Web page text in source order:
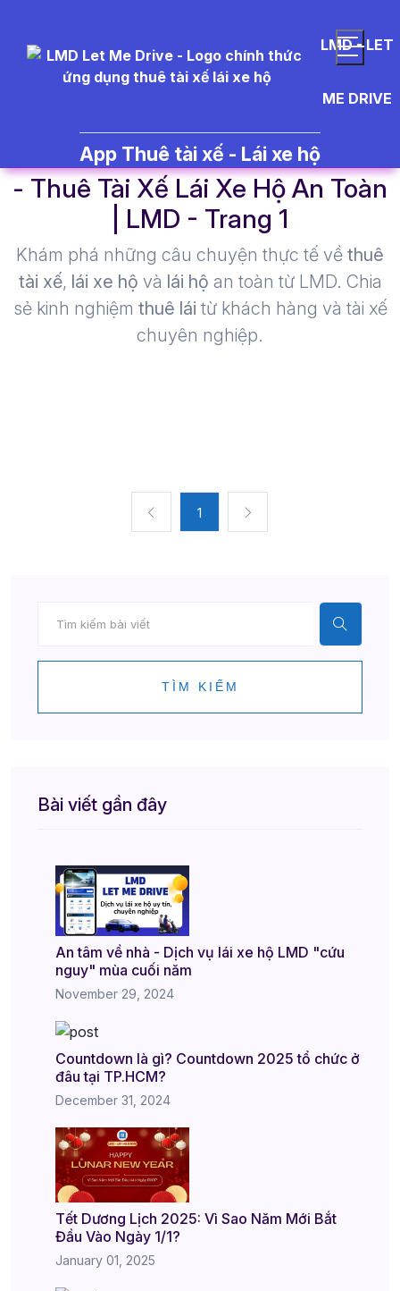
LMD - LET
ME DRIVE
App Thuê tài xế - Lái xe hộ
- Thuê Tài Xế Lái Xe Hộ An Toàn
| LMD - Trang 1​
Khám phá những câu chuyện thực tế về thuê
tài xế, lái xe hộ và lái hộ an toàn từ LMD. Chia
sẻ kinh nghiệm thuê lái từ khách hàng và tài xế
chuyên nghiệp.
1
TÌM KIẾM
Bài viết gần đây
An tâm về nhà - Dịch vụ lái xe hộ LMD "cứu
nguy" mùa cuối năm
November 29, 2024
Countdown là gì? Countdown 2025 tổ chức ở
đâu tại TP.HCM?
December 31, 2024
Tết Dương Lịch 2025: Vì Sao Năm Mới Bắt
Đầu Vào Ngày 1/1?
January 01, 2025